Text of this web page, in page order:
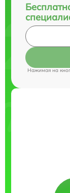
Нажимая на